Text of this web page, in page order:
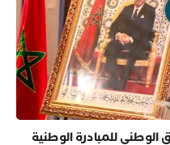
للمبادرة الوطنية